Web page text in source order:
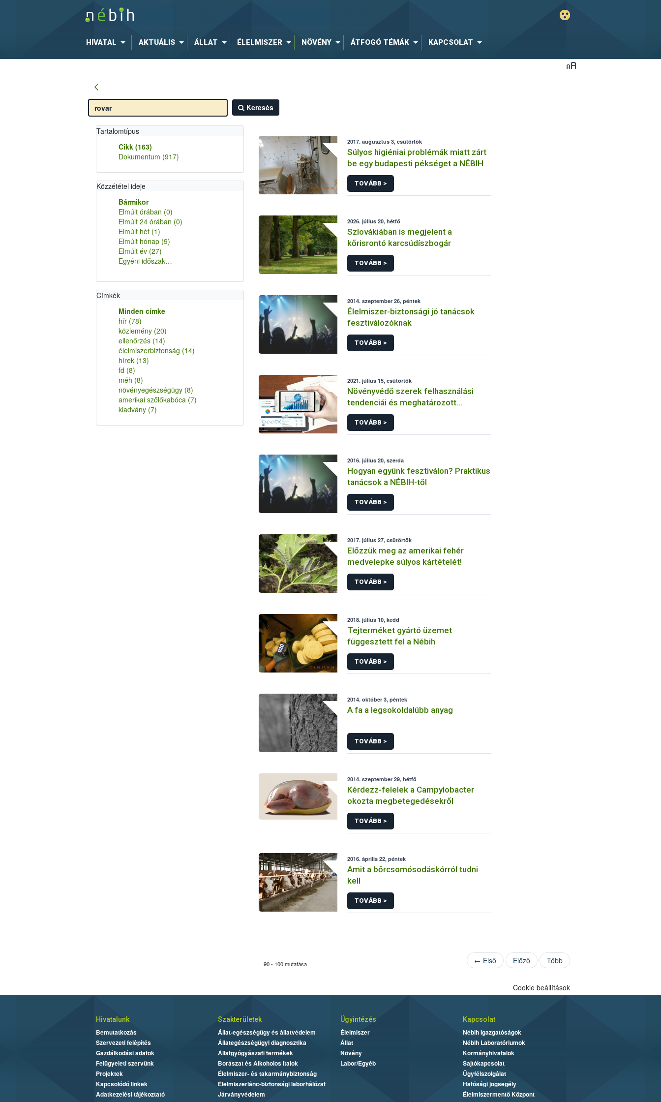
HIVATAL AKTUÁLIS ÁLLAT ÉLELMISZER NÖVÉNY ÁTFOGÓ TÉMÁK KAPCSOLAT
Keresés
Tartalomtípus
Cikk (163)
Dokumentum (917)
Közzététel ideje
Bármikor
Elmúlt órában (0)
Elmúlt 24 órában (0)
Elmúlt hét (1)
Elmúlt hónap (9)
Elmúlt év (27)
Egyéni időszak…
Címkék
Minden címke
hír (78)
közlemény (20)
ellenőrzés (14)
élelmiszerbiztonság (14)
hírek (13)
fd (8)
méh (8)
növényegészségügy (8)
amerikai szőlőkabóca (7)
kiadvány (7)
2017. augusztus 3, csütörtök
Súlyos higiéniai problémák miatt zárt
be egy budapesti pékséget a NÉBIH
TOVÁBB >
2026. július 20, hétfő
Szlovákiában is megjelent a
kőrisrontó karcsúdíszbogár
TOVÁBB >
2014. szeptember 26, péntek
Élelmiszer-biztonsági jó tanácsok
fesztiválozóknak
TOVÁBB >
2021. július 15, csütörtök
Növényvédő szerek felhasználási
tendenciái és meghatározott
prioritást élvező elemek a
fenntartható növényvédelem
érdekében
TOVÁBB >
2016. július 20, szerda
Hogyan együnk fesztiválon? Praktikus
tanácsok a NÉBIH-től
TOVÁBB >
2017. július 27, csütörtök
Előzzük meg az amerikai fehér
medvelepke súlyos kártételét!
TOVÁBB >
2018. július 10, kedd
Tejterméket gyártó üzemet
függesztett fel a Nébih
TOVÁBB >
2014. október 3, péntek
A fa a legsokoldalúbb anyag
TOVÁBB >
2014. szeptember 29, hétfő
Kérdezz-felelek a Campylobacter
okozta megbetegedésekről
TOVÁBB >
2016. április 22, péntek
Amit a bőrcsomósodáskórról tudni
kell
TOVÁBB >
90 - 100 mutatása ← Első Előző Több
Cookie beállítások
Hivatalunk
Bemutatkozás
Szervezeti felépítés
Gazdálkodási adatok
Felügyeleti szervünk
Projektek
Kapcsolódó linkek
Adatkezelési tájékoztató
Szakterületek
Állat-egészségügy és állatvédelem
Állategészségügyi diagnosztika
Állatgyógyászati termékek
Borászat és Alkoholos Italok
Élelmiszer- és takarmánybiztonság
Élelmiszerlánc-biztonsági laborhálózat
Járványvédelem
Ügyintézés
Élelmiszer
Állat
Növény
Labor/Egyéb
Kapcsolat
Nébih Igazgatóságok
Nébih Laboratóriumok
Kormányhivatalok
Sajtókapcsolat
Ügyfélszolgálat
Hatósági jogsegély
Élelmiszermentő Központ